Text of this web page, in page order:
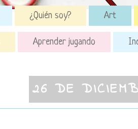
¿Quién soy? Art
Aprender jugando
26 DE